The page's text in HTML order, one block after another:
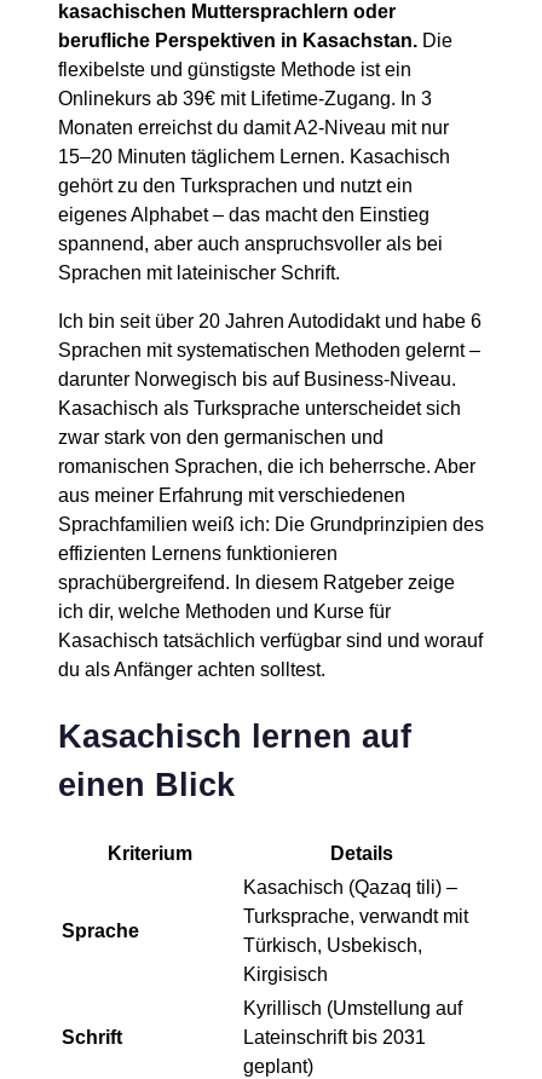
kasachischen Muttersprachlern oder
berufliche Perspektiven in Kasachstan. Die
flexibelste und günstigste Methode ist ein
Onlinekurs ab 39€ mit Lifetime-Zugang. In 3
Monaten erreichst du damit A2-Niveau mit nur
15–20 Minuten täglichem Lernen. Kasachisch
gehört zu den Turksprachen und nutzt ein
eigenes Alphabet – das macht den Einstieg
spannend, aber auch anspruchsvoller als bei
Sprachen mit lateinischer Schrift.
Ich bin seit über 20 Jahren Autodidakt und habe 6
Sprachen mit systematischen Methoden gelernt –
darunter Norwegisch bis auf Business-Niveau.
Kasachisch als Turksprache unterscheidet sich
zwar stark von den germanischen und
romanischen Sprachen, die ich beherrsche. Aber
aus meiner Erfahrung mit verschiedenen
Sprachfamilien weiß ich: Die Grundprinzipien des
effizienten Lernens funktionieren
sprachübergreifend. In diesem Ratgeber zeige
ich dir, welche Methoden und Kurse für
Kasachisch tatsächlich verfügbar sind und worauf
du als Anfänger achten solltest.
Kasachisch lernen auf
einen Blick
Kriterium Details
Sprache
Kasachisch (Qazaq tili) –
Turksprache, verwandt mit
Türkisch, Usbekisch,
Kirgisisch
Schrift
Kyrillisch (Umstellung auf
Lateinschrift bis 2031
geplant)